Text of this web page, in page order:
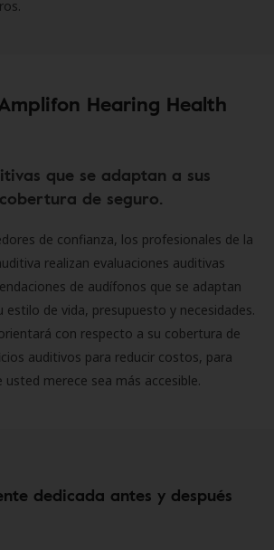
Hearing Health
que se adaptan a sus
de seguro.
de confianza, los profesionales de la
realizan evaluaciones auditivas
de audífonos que se adaptan
de vida, presupuesto y necesidades.
con respecto a su cobertura de
auditivos para reducir costos, para
usted merece sea más accesible.
dedicada antes y después